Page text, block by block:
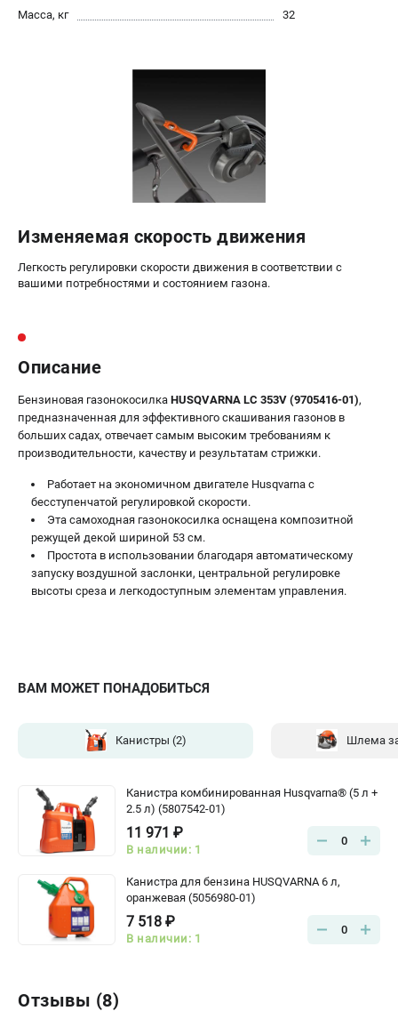
Швонарезчики
5 часто задаваемых вопросов при покупке бензопилы
Как подготовить топливную смесь?
Справочник по тримерным головкам и ножам
Глоссарий терминов
+7 (812) 748-27-58
сб - с 10:00 до 16:00
вс - выходной
ЗАКАЗ ЗАПЧАСТЕЙ
+7 (8112) 59-10-67
ВАМ МОЖЕТ ПОНАДОБИТЬСЯ
Канистры (2) Шлема
Канистра комбинированная Husqvarna® (5 л +
2.5 л) (5807542-01)
11 971 ₽
В наличии: 1
0
Канистра для бензина HUSQVARNA 6 л,
оранжевая (5056980-01)
7 518 ₽
В наличии: 1
0
Масса, кг
32
Изменяемая скорость движения
Легкость регулировки скорости движения в соответствии с
вашими потребностями и состоянием газона.
Описание
Бензиновая газонокосилка HUSQVARNA LC 353V (9705416-01),
предназначенная для эффективного скашивания газонов в
больших садах, отвечает самым высоким требованиям к
производительности, качеству и результатам стрижки.
Работает на экономичном двигателе Husqvarna с
бесступенчатой регулировкой скорости.
Эта самоходная газонокосилка оснащена композитной
режущей декой шириной 53 см.
Простота в использовании благодаря автоматическому
запуску воздушной заслонки, центральной регулировке
высоты среза и легкодоступным элементам управления.
Отзывы (8)